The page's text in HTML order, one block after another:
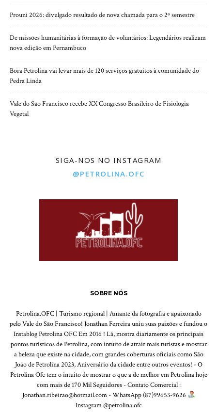
Prouni 2026: divulgado resultado de nova chamada para o 2º semestre
De missões humanitárias à formação de voluntários: Legendários realizam
nova edição em Pernambuco
Bora Petrolina vai levar mais de 120 serviços gratuitos à comunidade do
Pedra Linda
Vale do São Francisco recebe XX Congresso Brasileiro de Fisiologia
Vegetal
SIGA-NOS NO INSTAGRAM
@PETROLINA.OFC
SOBRE NÓS
Petrolina.OFC | Turismo regional | Amante da fotografia e apaixonado
pelo Vale do São Francisco! Jonathan Ferreira uniu suas paixões e fundou o
Instablog Petrolina OFC Em 2016 ! Lá, mostra diariamente os principais
pontos turísticos de Petrolina, com intuito de atrair mais turistas e mostrar
a beleza que existe na cidade, com grandes coberturas oficiais como São
João de Petrolina 2023, Aniversário da cidade entre outros eventos! - O
Petrolina Ofc tem o intuito de mostrar o que a de melhor em Petrolina hoje
com mais de 170 Mil Seguidores - Contato Comercial :
Jonathan.ribeirao@hotmail.com - WhatsApp (87)99653-9626
Instagram @petrolina.ofc